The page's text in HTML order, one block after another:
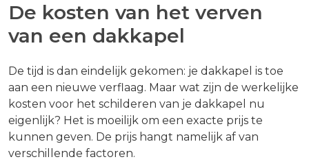
De kosten van het verven
van een dakkapel
De tijd is dan eindelijk gekomen: je dakkapel is toe
aan een nieuwe verflaag. Maar wat zijn de werkelijke
kosten voor het schilderen van je dakkapel nu
eigenlijk? Het is moeilijk om een exacte prijs te
kunnen geven. De prijs hangt namelijk af van
verschillende factoren.